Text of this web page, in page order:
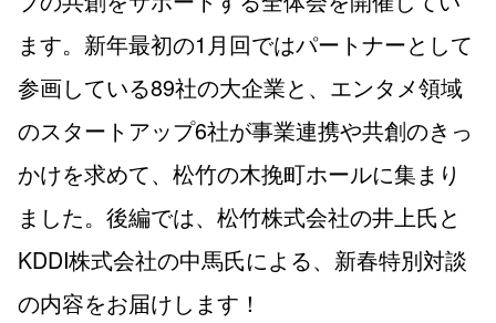
ます。新年最初の1月回ではパートナーとして
参画している89社の大企業と、エンタメ領域
のスタートアップ6社が事業連携や共創のきっ
かけを求めて、松竹の木挽町ホールに集まり
ました。後編では、松竹株式会社の井上氏と
KDDI株式会社の中馬氏による、新春特別対談
の内容をお届けします！